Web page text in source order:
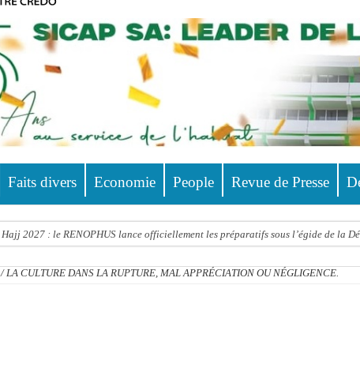
Faits divers Economie People Revue de Presse
Hajj 2027 : le RENOPHUS lance officiellement les préparatifs sous l’égide de la
« Quand le mandat s’achève, les discours ne suffisent plus » (Mamadou AW-
/ LA CULTURE DANS LA RUPTURE, MAL APPRÉCIATION OU NÉGLIGENCE.